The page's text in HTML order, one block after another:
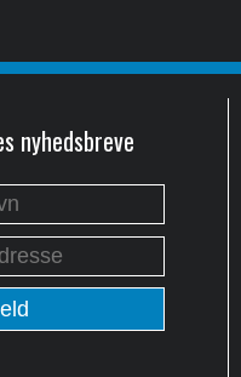
nyhedsbreve